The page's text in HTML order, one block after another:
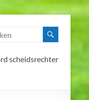
scheidsrechter